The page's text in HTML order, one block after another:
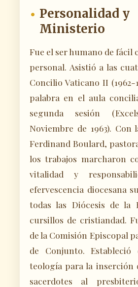
Personalidad y
Ministerio
Fue el ser humano de fácil
personal. Asistió a las
Concilio Vaticano II (1962-
palabra en el aula
segunda sesión
Noviembre de 1963). Con
Ferdinand Boulard,
los trabajos marcharon
vitalidad y
efervescencia diocesana
todas las Diócesis de la
cursillos de cristiandad.
de la Comisión Episcopal
de Conjunto.
teología para la inserción
sacerdotes al